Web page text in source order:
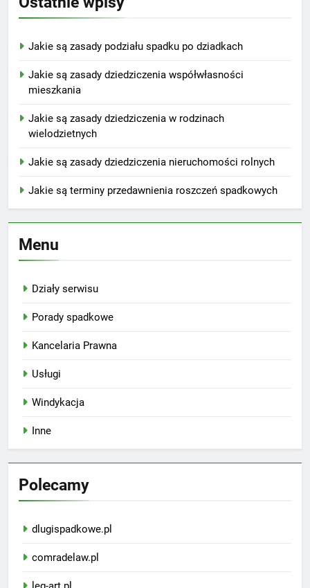
Jakie są zasady podziału spadku po dziadkach
Jakie są zasady dziedziczenia współwłasności
mieszkania
Jakie są zasady dziedziczenia w rodzinach
wielodzietnych
Jakie są zasady dziedziczenia nieruchomości rolnych
Jakie są terminy przedawnienia roszczeń spadkowych
Menu
Działy serwisu
Porady spadkowe
Kancelaria Prawna
Usługi
Windykacja
Inne
Polecamy
dlugispadkowe.pl
comradelaw.pl